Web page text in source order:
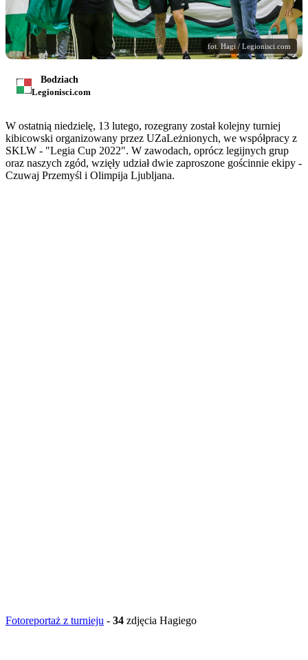
fot. Hagi / Legionisci.com
Bodziach
Legionisci.com
W ostatnią niedzielę, 13 lutego, rozegrany został kolejny turniej
kibicowski organizowany przez UZaLeżnionych, we współpracy z
SKLW - "Legia Cup 2022". W zawodach, oprócz legijnych grup
oraz naszych zgód, wzięły udział dwie zaproszone gościnnie ekipy -
Czuwaj Przemyśl i Olimpija Ljubljana.
Fotoreportaż z turnieju - 34 zdjęcia Hagiego